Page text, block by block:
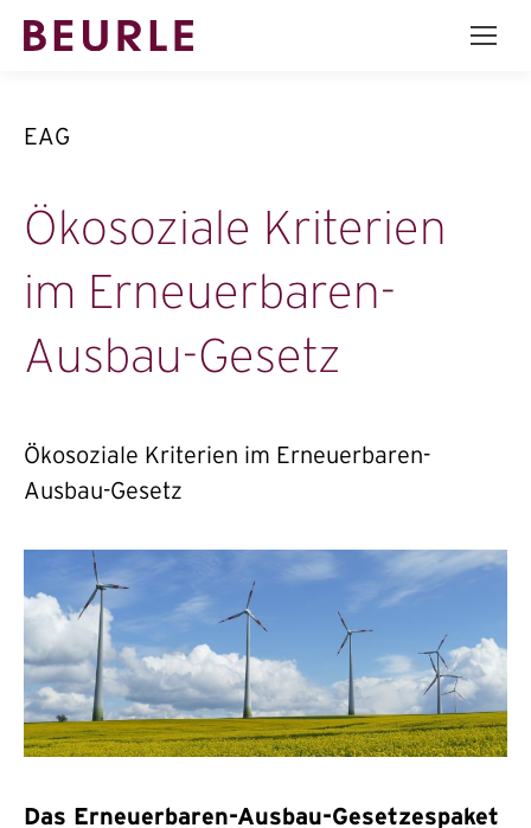
EAG
Ökosoziale Kriterien
im Erneuerbaren-
Ausbau-Gesetz
Ökosoziale Kriterien im Erneuerbaren-
Ausbau-Gesetz
Das Erneuerbaren-Ausbau-Gesetzespaket